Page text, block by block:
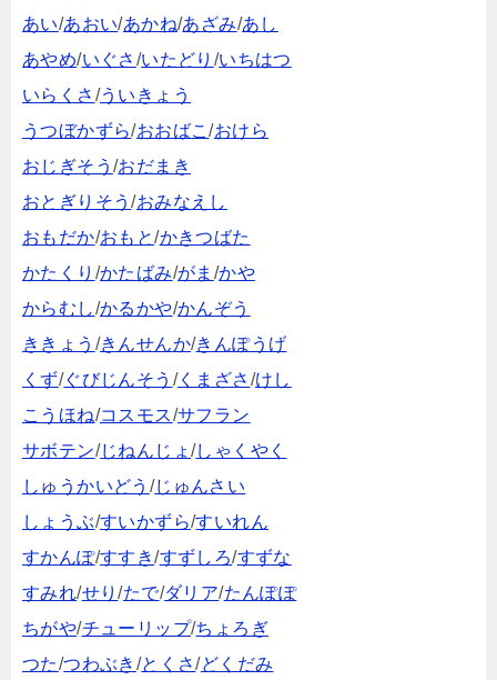
あい/あおい/あかね/あざみ/あし
あやめ/いぐさ /いたどり /いちはつ
いらくさ /ういきょう
うつぼかずら/おおばこ/おけら
おじぎそう /おだまき
おとぎりそう/おみなえし
おもだか/おもと/かきつばた
かたくり /かたばみ/がま /かや
からむし/かるかや/かんぞう
ききょう /きんせんか/きんぽうげ
くず/ぐびじんそう /くまざさ /けし
こうほね/コスモス/サフラン
サボテン/じねんじょ/しゃくやく
しゅうかいどう /じゅんさい
しょうぶ/すいかずら/すいれん
すかんぽ/すすき/すずしろ/すずな
すみれ/せり/たで/ダリア/たんぽぽ
ちがや/チューリップ/ちょろぎ
つた/つわぶき /とくさ/どくだみ